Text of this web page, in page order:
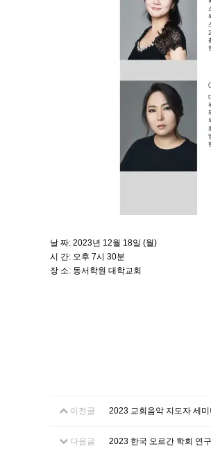
날 짜: 2023년 12월 18일 (월)
시 간: 오후 7시 30분
장 소: 동서학원 대학교회
이전글 2023 교회음악 지도자 세
다음글 2023 한국 오르간 학회 연